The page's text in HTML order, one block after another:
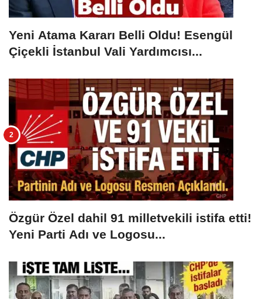
Yeni Atama Kararı Belli Oldu! Esengül
Çiçekli İstanbul Vali Yardımcısı...
Özgür Özel dahil 91 milletvekili istifa etti!
Yeni Parti Adı ve Logosu...